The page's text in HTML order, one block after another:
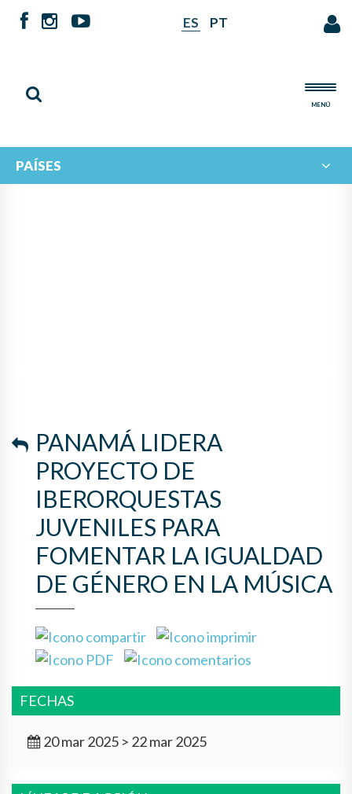
ES PT
MENÚ
PAÍSES
PANAMÁ LIDERA
PROYECTO DE
IBERORQUESTAS
JUVENILES PARA
FOMENTAR LA IGUALDAD
DE GÉNERO EN LA MÚSICA
FECHAS
20 mar 2025 > 22 mar 2025